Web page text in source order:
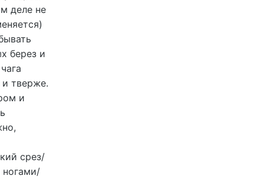
деле не
берез и
и тверже.
и
срез/
ногами/